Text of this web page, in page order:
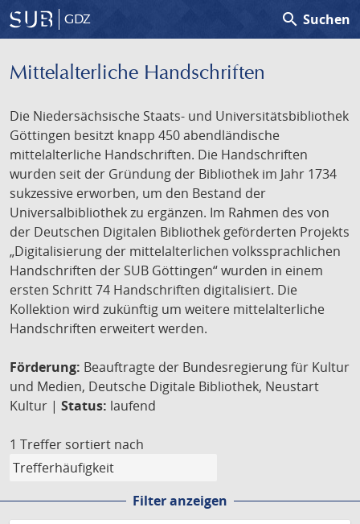
GDZ search Suchen
Mittelalterliche Handschriften
Die Niedersächsische Staats- und Universitätsbibliothek
Göttingen besitzt knapp 450 abendländische
mittelalterliche Handschriften. Die Handschriften
wurden seit der Gründung der Bibliothek im Jahr 1734
sukzessive erworben, um den Bestand der
Universalbibliothek zu ergänzen. Im Rahmen des von
der Deutschen Digitalen Bibliothek geförderten Projekts
„Digitalisierung der mittelalterlichen volkssprachlichen
Handschriften der SUB Göttingen“ wurden in einem
ersten Schritt 74 Handschriften digitalisiert. Die
Kollektion wird zukünftig um weitere mittelalterliche
Handschriften erweitert werden.
Förderung: Beauftragte der Bundesregierung für Kultur
und Medien, Deutsche Digitale Bibliothek, Neustart
Kultur | Status: laufend
1 Treffer sortiert nach
Filter anzeigen